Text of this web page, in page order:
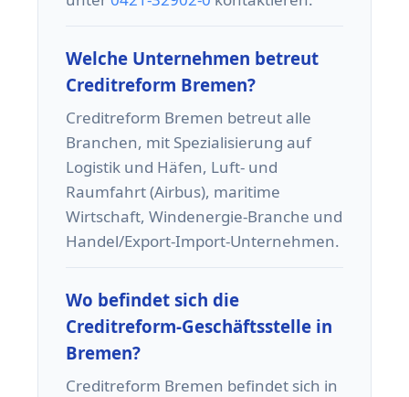
Welche Unternehmen betreut
Creditreform Bremen?
Creditreform Bremen betreut alle
Branchen, mit Spezialisierung auf
Logistik und Häfen, Luft- und
Raumfahrt (Airbus), maritime
Wirtschaft, Windenergie-Branche und
Handel/Export-Import-Unternehmen.
Wo befindet sich die
Creditreform-Geschäftsstelle in
Bremen?
Creditreform Bremen befindet sich in